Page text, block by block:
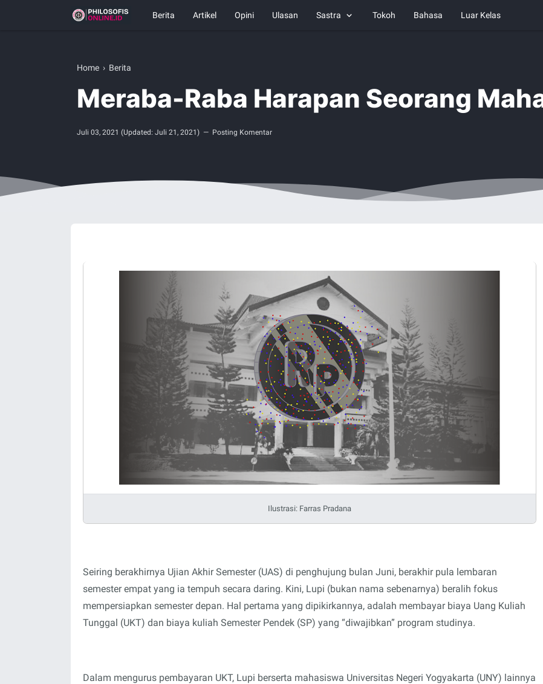
Berita Artikel Opini Ulasan Sastra Tokoh Bahasa Luar Kelas
Home › Berita
Meraba-Raba Harapan Seorang
Juli 03, 2021 (Updated: Juli 21, 2021) Posting Komentar
Ilustrasi: Farras Pradana
Seiring berakhirnya Ujian Akhir Semester (UAS) di penghujung bulan Juni, berakhir pula lembaran
semester empat yang ia tempuh secara daring. Kini, Lupi (bukan nama sebenarnya) beralih fokus
mempersiapkan semester depan. Hal pertama yang dipikirkannya, adalah membayar biaya Uang Kuliah
Tunggal (UKT) dan biaya kuliah Semester Pendek (SP) yang “diwajibkan” program studinya.
Dalam mengurus pembayaran UKT, Lupi berserta mahasiswa Universitas Negeri Yogyakarta (UNY) lainnya